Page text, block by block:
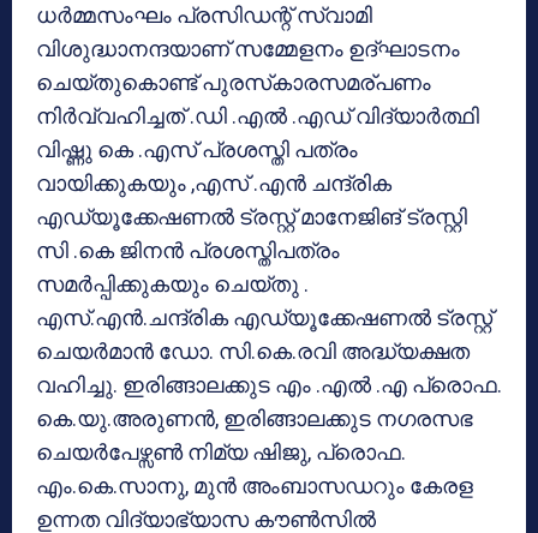
ധര്‍മ്മസംഘം പ്രസിഡന്റ് സ്വാമി
വിശുദ്ധാനന്ദയാണ് സമ്മേളനം ഉദ്ഘാടനം
ചെയ്തുകൊണ്ട് പുരസ്‌കാരസമര്പണം
നിര്‍വ്വഹിച്ചത് .ഡി .എല്‍ .എഡ് വിദ്യാര്‍ത്ഥി
വിഷ്ണു കെ .എസ് പ്രശസ്തി പത്രം
വായിക്കുകയും ,എസ് .എന്‍ ചന്ദ്രിക
എഡ്യൂക്കേഷണല്‍ ട്രസ്റ്റ് മാനേജിങ് ട്രസ്റ്റി
സി .കെ ജിനന്‍ പ്രശസ്തിപത്രം
സമര്‍പ്പിക്കുകയും ചെയ്തു .
എസ്.എന്‍.ചന്ദ്രിക എഡ്യൂക്കേഷണല്‍ ട്രസ്റ്റ്
ചെയര്‍മാന്‍ ഡോ. സി.കെ.രവി അദ്ധ്യക്ഷത
വഹിച്ചു. ഇരിങ്ങാലക്കുട എം .എല്‍ .എ പ്രൊഫ.
കെ.യു.അരുണന്‍, ഇരിങ്ങാലക്കുട നഗരസഭ
ചെയര്‍പേഴ്സണ്‍ നിമ്യ ഷിജു, പ്രൊഫ.
എം.കെ.സാനു, മുന്‍ അംബാസഡറും കേരള
ഉന്നത വിദ്യാഭ്യാസ കൗണ്‍സില്‍